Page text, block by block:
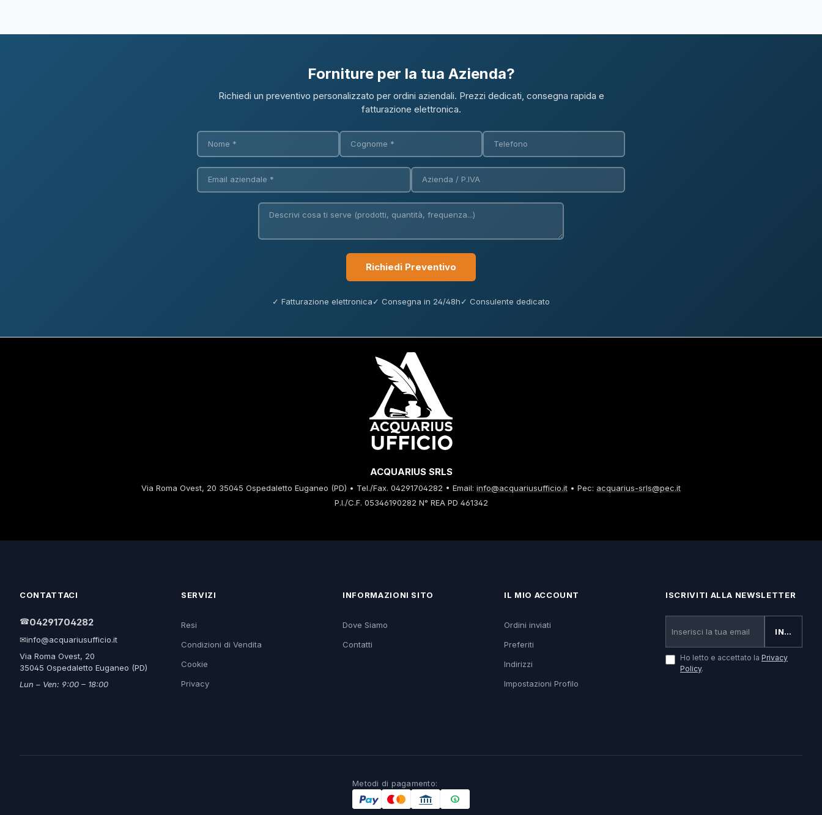
Forniture per la tua Azienda?
Richiedi un preventivo personalizzato per ordini aziendali. Prezzi dedicati, consegna rapida e
fatturazione elettronica.
Richiedi Preventivo
✓ Fatturazione elettronica✓ Consegna in 24/48h✓ Consulente dedicato
ACQUARIUS SRLS
Via Roma Ovest, 20 35045 Ospedaletto Euganeo (PD) • Tel./Fax. 04291704282 • Email: info@acquariusufficio.it • Pec: acquarius-srls@pec.it
P.I./C.F. 05346190282 N° REA PD 461342
CONTATTACI
☎04291704282
✉info@acquariusufficio.it
Via Roma Ovest, 20
35045 Ospedaletto Euganeo (PD)
Lun – Ven: 9:00 – 18:00
SERVIZI
Resi
Condizioni di Vendita
Cookie
Privacy
INFORMAZIONI SITO
Dove Siamo
Contatti
IL MIO ACCOUNT
Ordini inviati
Preferiti
Indirizzi
Impostazioni Profilo
ISCRIVITI ALLA NEWSLETTER
INVIA
Ho letto e accettato la Privacy
Policy.
Metodi di pagamento: